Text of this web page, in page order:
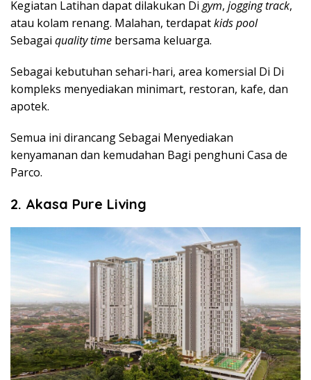
Kegiatan Latihan dapat dilakukan Di gym, jogging track,
atau kolam renang. Malahan, terdapatkidspool
Sebagai quality time bersama keluarga.
Sebagai kebutuhan sehari-hari, area komersial Di Di
kompleks menyediakan minimart, restoran, kafe, dan
apotek.
Semua ini dirancang Sebagai Menyediakan
kenyamanan dan kemudahan Bagi penghuni Casa de
Parco.
2. Akasa Pure Living